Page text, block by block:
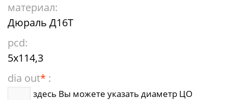
материал:
Дюраль Д16Т
pcd:
5x114,3
dia out* :
здесь Вы можете указать диаметр ЦО